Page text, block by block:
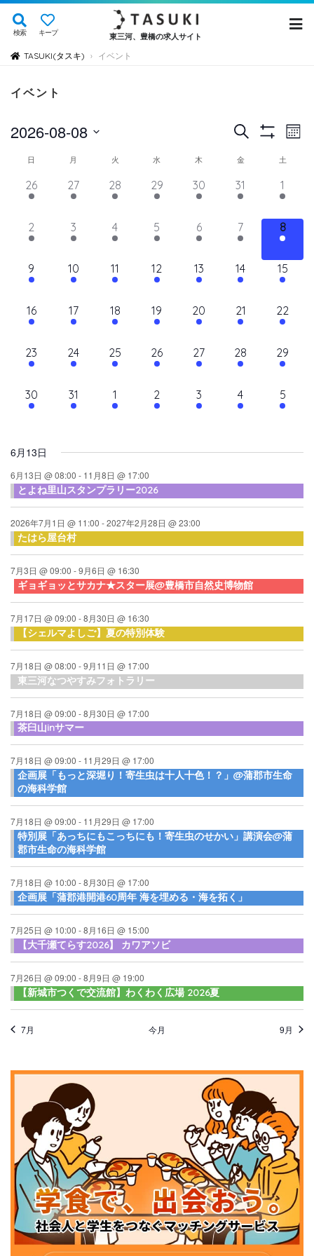
検索 キープ 東三河、豊橋の求人サイト
TASUKI(タスキ) › イベント
イベント
イ
ベ
ン
ト
を
検
索
て
ビ
ゲ
ー
ョ
ン
を
表
示
検
Filters
イ
ュ
ナ
2026-08-08
イ
ベ
ト
の
カ
レ
ン
ダ
ー
日 月 火 水 木 金 土
14
イ
ン
26
11
イ
ン
27
11
イ
ン
28
11
イ
ン
29
11
イ
ン
30
11
イ
ン
31
12
イ
ベ
ン
1
11
イ
ン
2
11
イ
ン
3
11
イ
ン
4
11
イ
ン
5
11
イ
ン
6
11
イ
ン
7
11
イ
ベ
ン
8
12
イ
ン
9
10
イ
ン
10
10
イ
ン
11
10
イ
ン
12
10
イ
ン
13
10
イ
ン
14
10
イ
ン
15
10
イ
ン
16
9
イ
ン
17
9
イ
ン
18
9
イ
ン
19
9
イ
ン
20
9
イ
ン
21
10
イ
ン
22
10
イ
ン
23
10
イ
ン
24
9
イ
ン
25
9
イ
ン
26
10
イ
ン
27
9
イ
ン
28
10
イ
ン
29
10
イ
ト,
30
6
イ
31
6
イ
1
6
イ
2
6
イ
3
6
イ
4
6
イ
5
6月13日
6月13日 @ 08:00 - 11月8日 @ 17:00
とよね里山スタンプラリー2026
2026年7月1日 @ 11:00 -2027年2月28日 @ 23:00
たはら屋台村
7月3日 @ 09:00 -9月6日 @ 16:30
ギョギョッとサカナ★スター展@豊橋市自然史博物館
7月17日 @ 09:00 -8月30日 @ 16:30
【シェルマよしご】夏の特別体験
7月18日 @ 08:00 -9月11日 @ 17:00
東三河なつやすみフォトラリー
7月18日 @ 09:00 -8月30日 @ 17:00
茶臼山inサマー
7月18日 @ 09:00 - 11月29日 @ 17:00
企画展「もっと深堀り！寄生虫は十人十色！？」@蒲郡市生命
の海科学館
7月18日 @ 09:00 - 11月29日 @ 17:00
特別展「あっちにもこっちにも！寄生虫のせかい」講演会@蒲
郡市生命の海科学館
7月18日 @ 10:00 -8月30日 @ 17:00
企画展「蒲郡港開港60周年 海を埋める・海を拓く」
7月25日 @ 10:00 -8月16日 @ 15:00
【大千瀬てらす2026】 カワアソビ
7月26日 @ 09:00 -8月9日 @ 19:00
【新城市つくで交流館】わくわく広場 2026夏
7月 今月 9月